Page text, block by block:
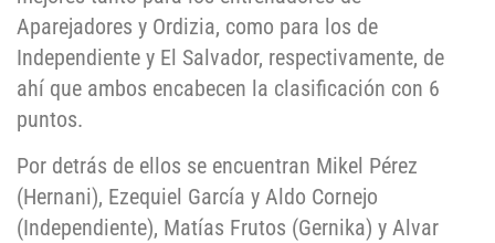
Aparejadores y Ordizia, como para los de
Independiente y El Salvador, respectivamente, de
ahí que ambos encabecen la clasificación con 6
puntos.
Por detrás de ellos se encuentran Mikel Pérez
(Hernani), Ezequiel García y Aldo Cornejo
(Independiente), Matías Frutos (Gernika) y Alvar